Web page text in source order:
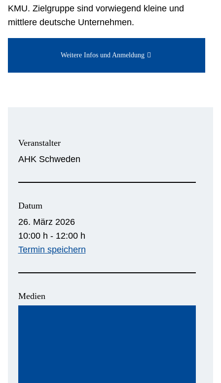
KMU. Zielgruppe sind vorwiegend kleine und
mittlere deutsche Unternehmen.
Weitere Infos und Anmeldung
Veranstalter
AHK Schweden
Datum
26. März 2026
10:00 h - 12:00 h
Termin speichern
Medien